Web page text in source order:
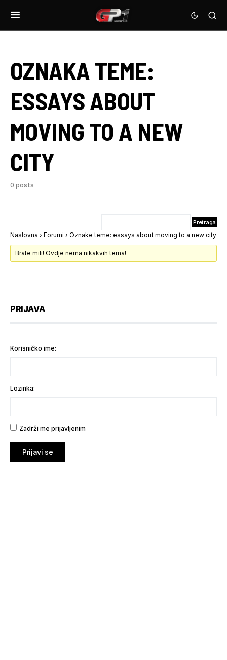
OZNAKA TEME:
ESSAYS ABOUT
MOVING TO A NEW
CITY
0 posts
Naslovna › Forumi › Oznake teme: essays about moving to a new city
Brate mili! Ovdje nema nikakvih tema!
PRIJAVA
Korisničko ime:
Lozinka:
Zadrži me prijavljenim
Prijavi se